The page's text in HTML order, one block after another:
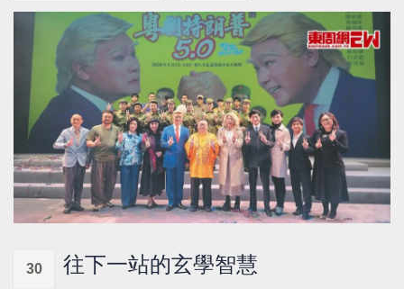
30 往下一站的玄學智慧